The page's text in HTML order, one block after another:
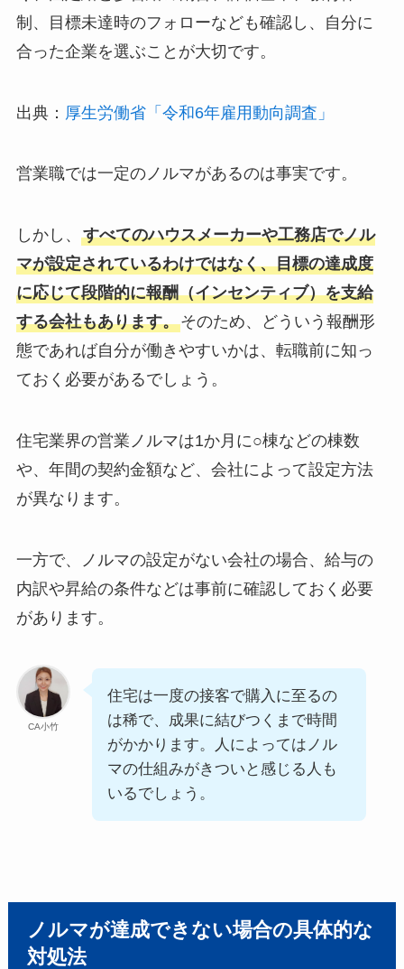
制、目標未達時のフォローなども確認し、自分に
合った企業を選ぶことが大切です。
出典： 厚生労働省「令和6年雇用動向調査」
営業職では一定のノルマがあるのは事実です。
しかし、 すべてのハウスメーカーや工務店でノル
マが設定されているわけではなく、目標の達成度
に応じて段階的に報酬（インセンティブ）を支給
する会社もあります。そのため、どういう報酬形
態であれば自分が働きやすいかは、転職前に知っ
ておく必要があるでしょう。
住宅業界の営業ノルマは1か月に○棟などの棟数
や、年間の契約金額など、会社によって設定方法
が異なります。
一方で、ノルマの設定がない会社の場合、給与の
内訳や昇給の条件などは事前に確認しておく必要
があります。
CA小竹
住宅は一度の接客で購入に至るの
は稀で、成果に結びつくまで時間
がかかります。人によってはノル
マの仕組みがきついと感じる人も
いるでしょう。
ノルマが達成できない場合の具体的な
対処法